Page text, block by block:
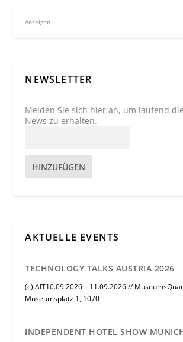
Anzeigen
NEWSLETTER
Melden Sie sich hier an, um laufend
News zu erhalten.
HINZUFÜGEN
AKTUELLE EVENTS
TECHNOLOGY TALKS AUSTRIA 2026
(c) AIT10.09.2026 – 11.09.2026 //
Museumsplatz 1, 1070
INDEPENDENT HOTEL SHOW